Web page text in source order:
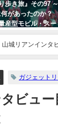
歩き旅』その97 ～
何があったのか
産型モビル・スー
場！～
山城リアンインタ
ガジェットリ
ビュ